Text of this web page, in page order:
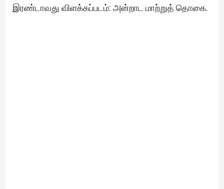
இரண்டாவது விளக்கப்படம்: அன்றாட மாற்றுத் தொகை.